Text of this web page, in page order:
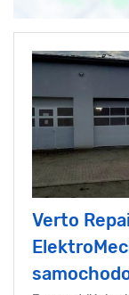
Verto